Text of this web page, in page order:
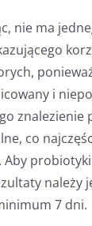
nie ma
i
co
Aby
należy
7 dni.